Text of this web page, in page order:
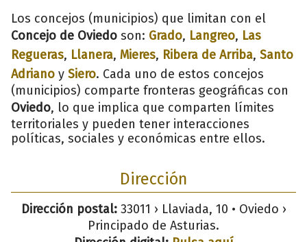
Los concejos (municipios) que limitan con el
Concejo de Oviedo son: Grado, Langreo, Las
Regueras, Llanera, Mieres, Ribera de Arriba, Santo
Adriano y Siero. Cada uno de estos concejos
(municipios) comparte fronteras geográficas con
Oviedo, lo que implica que comparten límites
territoriales y pueden tener interacciones
políticas, sociales y económicas entre ellos.
Dirección
Dirección postal:33011 › Llaviada, 10 • Oviedo ›
Principado de Asturias.